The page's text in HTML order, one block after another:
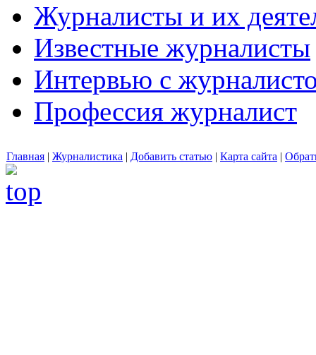
Журналисты и их
Известные журналисты
Интервью с
Профессия журналист
Главная | Журналистика | Добавить статью | Карта сайта |